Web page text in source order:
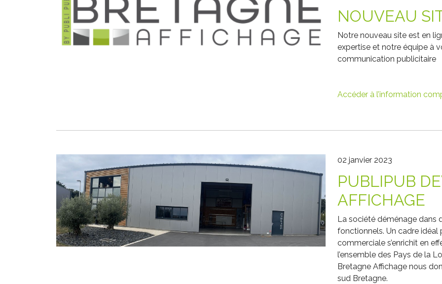
NOUVEAU
Notre nouveau site est en
expertise et notre équipe à
communication publicitaire
Accéder à l’information
02 janvier 2023
PUBLIPUB
AFFICHAGE
La société déménage dans
fonctionnels. Un cadre idéal
commerciale s’enrichit en
l’ensemble des Pays de la
Bretagne Affichage nous
sud Bretagne.